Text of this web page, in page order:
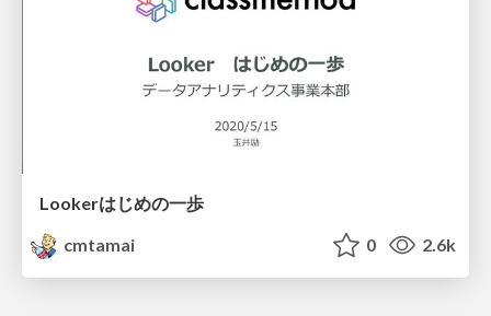
Lookerはじめの一歩
cmtamai
0 2.6k